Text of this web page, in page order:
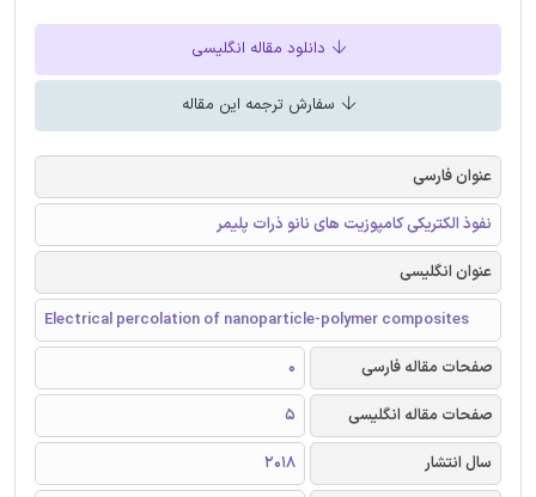
دانلود مقاله انگلیسی
سفارش ترجمه این مقاله
عنوان فارسی
نفوذ الکتریکی کامپوزیت های نانو ذرات پلیمر
عنوان انگلیسی
Electrical percolation of nanoparticle-polymer composites
صفحات مقاله فارسی
0
صفحات مقاله انگلیسی
5
سال انتشار
2018